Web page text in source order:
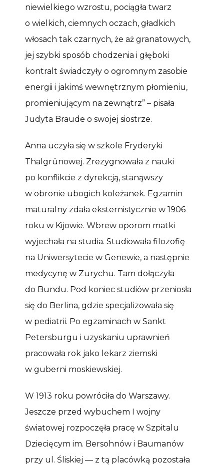
niewielkiego wzrostu, pociągła twarz
o wielkich, ciemnych oczach, gładkich
włosach tak czarnych, że aż granatowych,
jej szybki sposób chodzenia i głęboki
kontralt świadczyły o ogromnym zasobie
energii i jakimś wewnętrznym płomieniu,
promieniującym na zewnątrz” – pisała
Judyta Braude o swojej siostrze.
Anna uczyła się w szkole Fryderyki
Thalgrünowej. Zrezygnowała z nauki
po konflikcie z dyrekcją, stanąwszy
w obronie ubogich koleżanek. Egzamin
maturalny zdała eksternistycznie w 1906
roku w Kijowie. Wbrew oporom matki
wyjechała na studia. Studiowała filozofię
na Uniwersytecie w Genewie, a następnie
medycynę w Zurychu. Tam dołączyła
do Bundu. Pod koniec studiów przeniosła
się do Berlina, gdzie specjalizowała się
w pediatrii. Po egzaminach w Sankt
Petersburgu i uzyskaniu uprawnień
pracowała rok jako lekarz ziemski
w guberni moskiewskiej.
W 1913 roku powróciła do Warszawy.
Jeszcze przed wybuchem I wojny
światowej rozpoczęła pracę w Szpitalu
Dziecięcym im. Bersohnów i Baumanów
przy ul. Śliskiej — z tą placówką pozostała